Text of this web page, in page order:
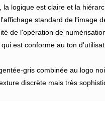
logique est claire et la
standard de l'image
de l'opération de
est conforme au ton
gris combinée au logo
discrète mais très